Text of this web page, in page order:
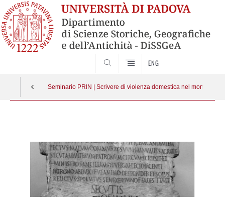
ENG
Seminario PRIN | Scrivere di violenza domestica nel mondo